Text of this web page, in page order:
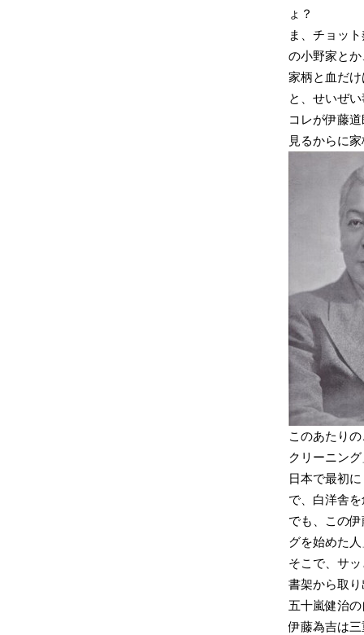
ょ？
ま、チョッ
の小野家と
家柄と血だ
と、せいぜ
コレが伊藤
見るからに
このあたり
クリーニン
日本で最初
で、白洋舎
でも、この
グを始めた
そこで、サ
書架から取
五十嵐健治
伊藤為吉は